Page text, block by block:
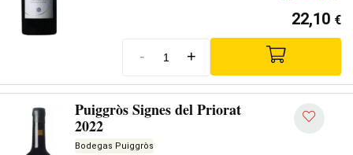
22,10 €
- +
Puiggròs Signes del Priorat
2022
Bodegas Puiggròs